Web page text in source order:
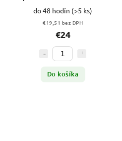
48-52 VYPR
do 48 hodín (>5 ks)
€19,51 bez DPH
€24
Do košíka